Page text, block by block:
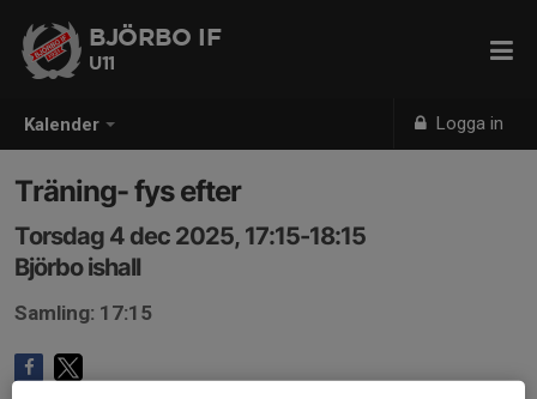
Kalender Logga in
BJÖRBO IF
U11
Träning- fys efter
Torsdag 4 dec 2025, 17:15-18:15
Björbo ishall
Samling: 17:15